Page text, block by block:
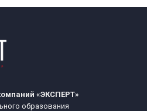
«ЭКСПЕРТ»
образования